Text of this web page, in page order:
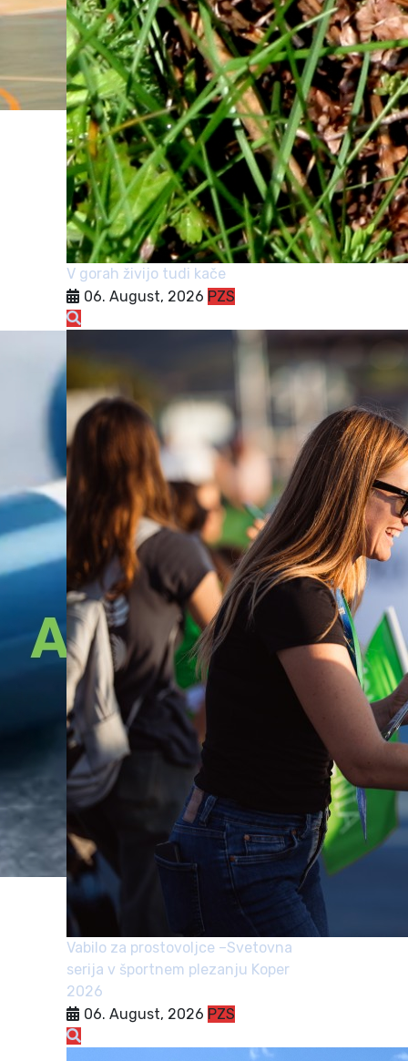
V gorah živijo tudi kače
06. August, 2026 PZS
Vabilo za prostovoljce –Svetovna
serija v športnem plezanju Koper
2026
06. August, 2026 PZS